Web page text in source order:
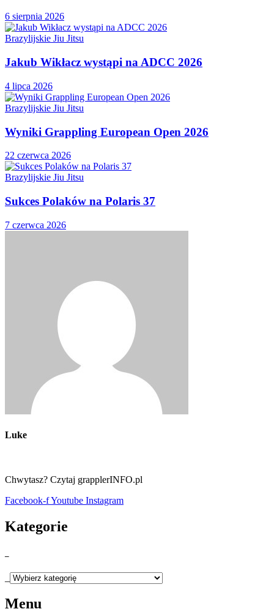
6 sierpnia 2026
Brazylijskie Jiu Jitsu
Jakub Wikłacz wystąpi na ADCC 2026
4 lipca 2026
Brazylijskie Jiu Jitsu
Wyniki Grappling European Open 2026
22 czerwca 2026
Brazylijskie Jiu Jitsu
Sukces Polaków na Polaris 37
7 czerwca 2026
Luke
Chwytasz? Czytaj grapplerINFO.pl
Facebook-fYoutube Instagram
Kategorie
Menu